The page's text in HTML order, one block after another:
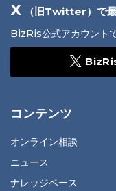
X （旧Twitter）で
BizRis公式アカウント
コンテンツ
オンライン相談
ニュース
ナレッジベース